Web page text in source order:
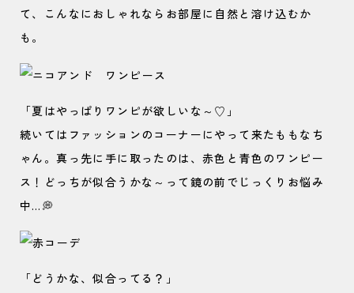
て、こんなにおしゃれならお部屋に自然と溶け込むか
も。
「夏はやっぱりワンピが欲しいな～♡」
続いてはファッションのコーナーにやって来たももなち
ゃん。真っ先に手に取ったのは、赤色と青色のワンピー
ス！どっちが似合うかな～って鏡の前でじっくりお悩み
中…💭
「どうかな、似合ってる？」